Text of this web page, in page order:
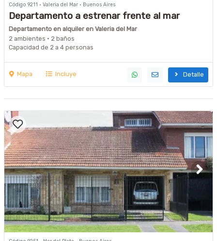
Código 9211 · Valeria del Mar · Buenos Aires
Departamento a estrenar frente al mar
Departamento en alquiler en Valeria del Mar
2 ambientes · 2 baños
Capacidad de 2 a 4 personas
Mapa Incluye Detalle